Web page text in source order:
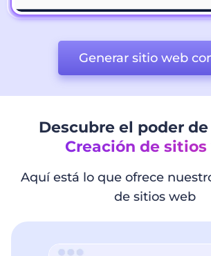
Generar sitio web
Descubre el poder
Creación de
Aquí está lo que ofrece
de sitios web